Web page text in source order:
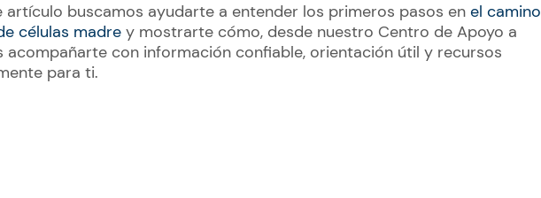
artículo buscamos ayudarte a entender los primeros pasos en el camino
células madre y mostrarte cómo, desde nuestro Centro de Apoyo a
acompañarte con información confiable, orientación útil y recursos
para ti.